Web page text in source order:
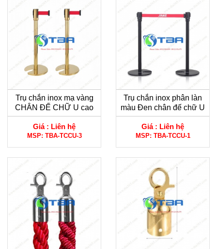
Trụ chắn inox mạ vàng
CHÂN ĐẾ CHỮ U cao
cấp
Giá : Liên hệ
MSP: TBA-TCCU-3
Trụ chắn inox phân làn
màu Đen chân đế chữ U
cao cấp
Giá : Liên hệ
MSP: TBA-TCCU-1